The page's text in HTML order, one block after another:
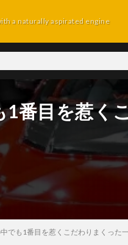
a naturally aspirated engine
1番目を惹く
でも1番目を惹くこだわりまくった